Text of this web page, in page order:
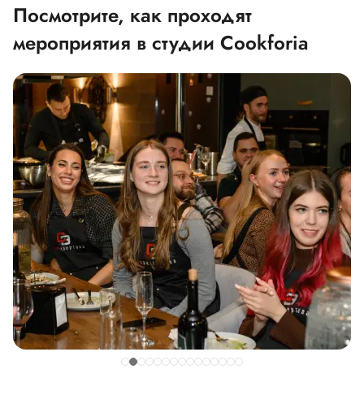
Посмотрите, как проходят
мероприятия в студии Cookforia